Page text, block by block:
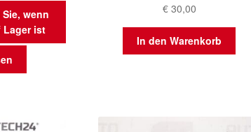
wenn
Lager ist
€30,00
In den Warenkorb